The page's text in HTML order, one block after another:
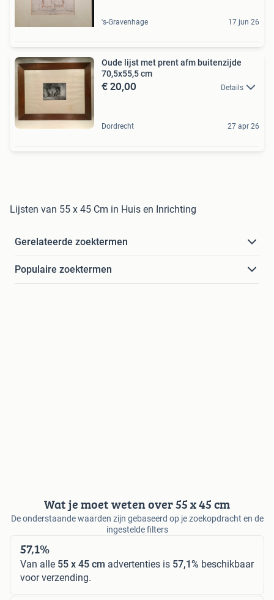
's-Gravenhage 17 jun 26
Oude lijst met prent afm buitenzijde
70,5x55,5 cm
€ 20,00 Details
Dordrecht 27 apr 26
Lijsten van 55 x 45 Cm in Huis en Inrichting
Gerelateerde zoektermen
Populaire zoektermen
Wat je moet weten over 55 x 45 cm
De onderstaande waarden zijn gebaseerd op je zoekopdracht en de
ingestelde filters
57,1%
Van alle 55 x 45 cm advertenties is 57,1% beschikbaar
voor verzending.